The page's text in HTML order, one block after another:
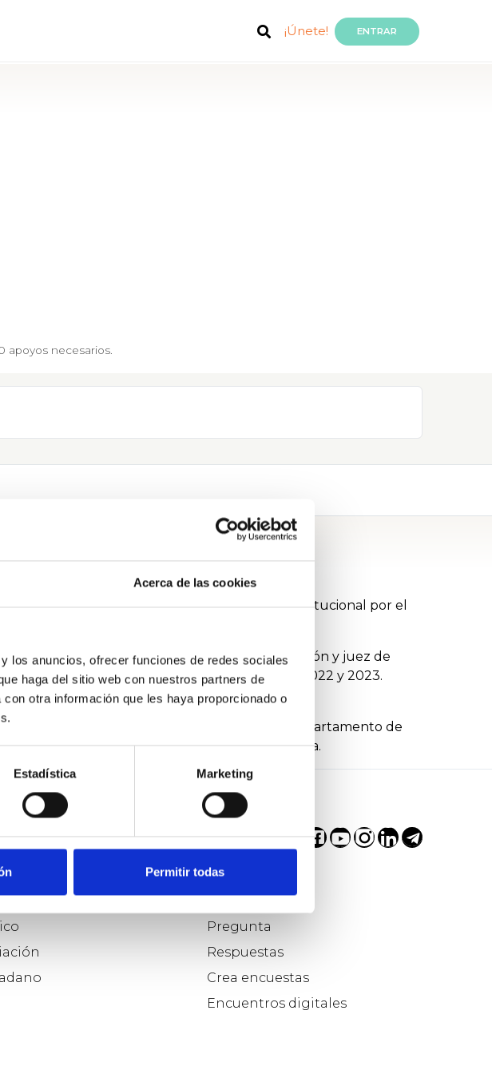
Acerca de las cookies
los anuncios, ofrecer funciones de redes sociales
haga del sitio web con nuestros partners de
otra información que les haya proporcionado o
Estadística Marketing
Permitir todas
¡Únete! ENTRAR
apoyos necesarios.
Carlos III de Madrid. Máster en Derecho Constitucional por el
Universitario. Profesor de oratoria, comunicación y juez de
de Juventudes Socialistas de Madrid entre 2022 y 2023.
España (agosto 2021- 2023). Asesor en el Departamento de
parlamentario vasco por la provincia de Álava.
Pregunta
Respuestas
Crea encuestas
Encuentros digitales